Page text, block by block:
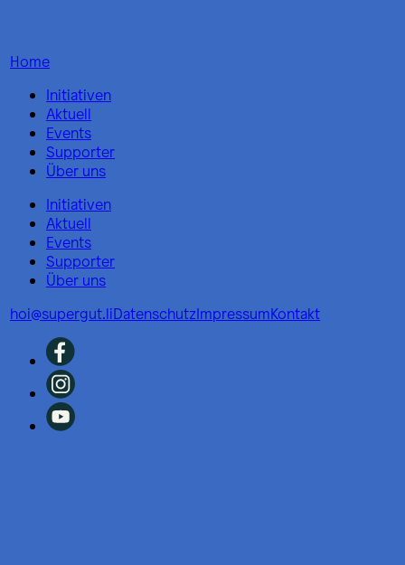
Home
Initiativen
Aktuell
Events
Supporter
Über uns
Initiativen
Aktuell
Events
Supporter
Über uns
hoi@supergut.liDatenschutzImpressumKontakt